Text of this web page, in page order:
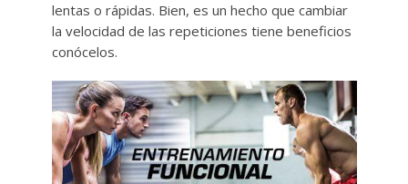
lentas o rápidas. Bien, es un hecho que cambiar
la velocidad de las repeticiones tiene beneficios
conócelos.